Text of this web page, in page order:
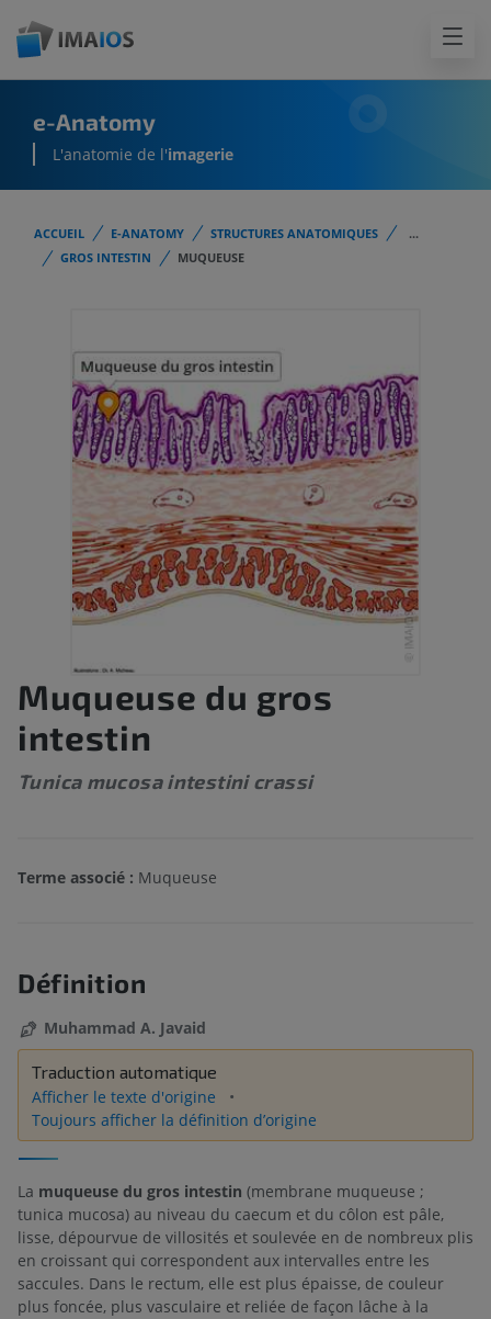
e-Anatomy
L'anatomie de l'imagerie
ACCUEIL E-ANATOMY STRUCTURES ANATOMIQUES
...
GROS INTESTIN
MUQUEUSE
Muqueuse du gros
intestin
Tunica mucosa intestini crassi
Terme associé : Muqueuse
Définition
Muhammad A. Javaid
Traduction automatique
Afficher le texte d'origine
Toujours afficher la définition d’origine
La muqueuse du gros intestin (membrane muqueuse ;
tunica mucosa) au niveau du caecum et du côlon est pâle,
lisse, dépourvue de villosités et soulevée en de nombreux plis
en croissant qui correspondent aux intervalles entre les
saccules. Dans le rectum, elle est plus épaisse, de couleur
plus foncée, plus vasculaire et reliée de façon lâche à la